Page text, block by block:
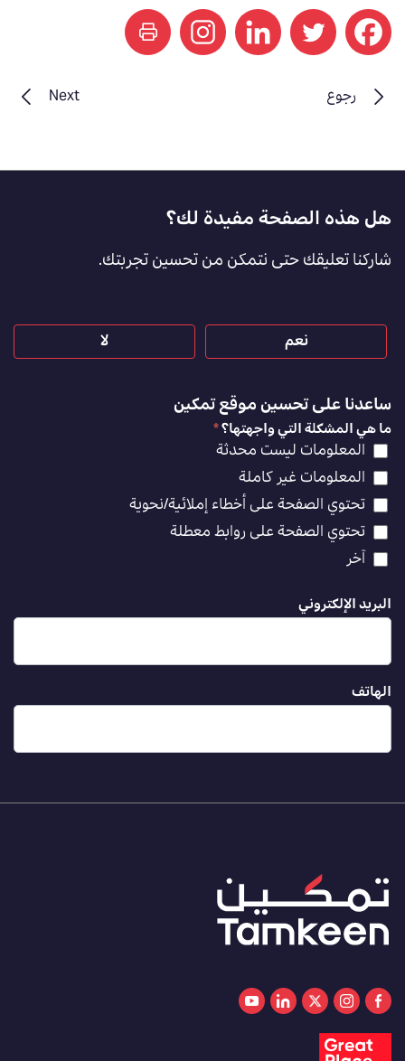
print
Next رجوع
Footer
Feedback
[AR]
هل هذه الصفحة مفيدة لك؟
شاركنا تعليقك حتى نتمكن من تحسين تجربتك.
نعم لا
ساعدنا على تحسين موقع تمكين
ما هي المشكلة التي واجهتها؟*
المعلومات ليست محدثة
المعلومات غير كاملة
تحتوي الصفحة على أخطاء إملائية/نحوية
تحتوي الصفحة على روابط معطلة
آخر
البريد الإلكتروني
الهاتف